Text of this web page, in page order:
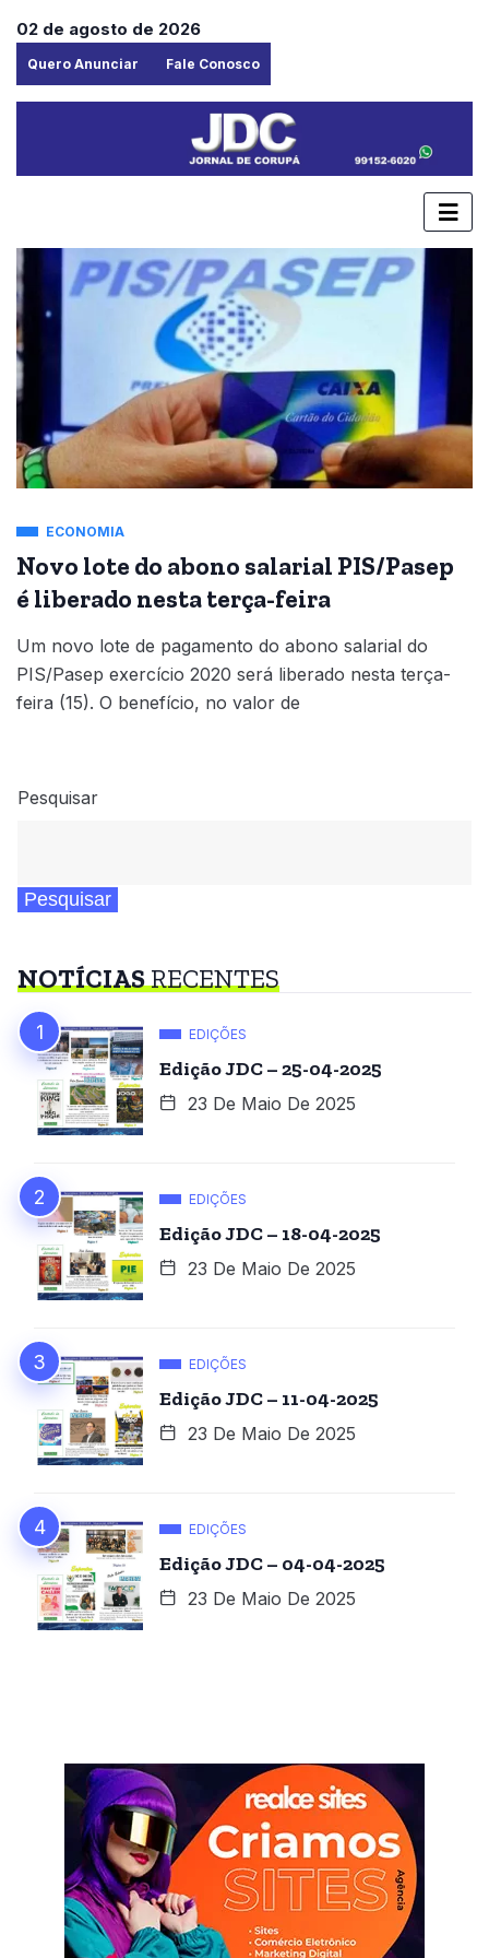
02 de agosto de 2026
Quero Anunciar Fale Conosco
ECONOMIA
Novo lote do abono salarial PIS/Pasep
é liberado nesta terça-feira
Um novo lote de pagamento do abono salarial do
PIS/Pasep exercício 2020 será liberado nesta terça-
feira (15). O benefício, no valor de
Pesquisar
Pesquisar
NOTÍCIASRECENTES
EDIÇÕES
Edição JDC – 25-04-2025
23 De Maio De 2025
EDIÇÕES
Edição JDC – 18-04-2025
23 De Maio De 2025
EDIÇÕES
Edição JDC – 11-04-2025
23 De Maio De 2025
EDIÇÕES
Edição JDC – 04-04-2025
23 De Maio De 2025